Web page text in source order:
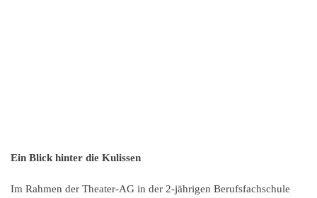
Ein Blick hinter die Kulissen
Im Rahmen der Theater-AG in der 2-jähri­gen Berufs­fach­schu­le